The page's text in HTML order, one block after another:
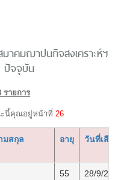
าคมฌาปนกิจสงเคราะห์ฯ
ปัจจุบัน
รายการ
ะนี้คุณอยู่หน้าที่ 26
มสกุล อายุ วันที่เสีย
55 28/9/